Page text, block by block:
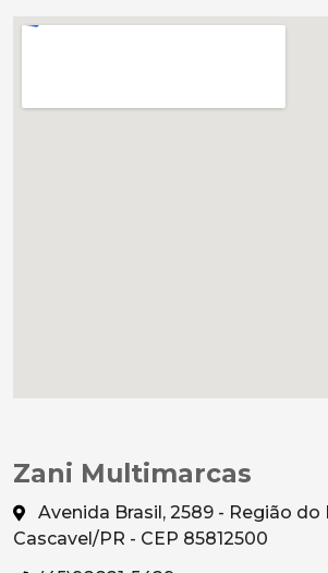
Zani Multimarcas
Avenida Brasil, 2589 - Região do
Cascavel/PR - CEP 85812500